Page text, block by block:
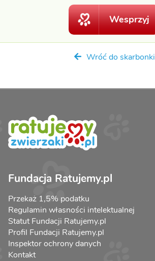
Wesprzyj
Wróć do skarbonki
Fundacja Ratujemy.pl
Przekaż 1,5% podatku
Regulamin własności intelektualnej
Statut Fundacji Ratujemy.pl
Profil Fundacji Ratujemy.pl
Inspektor ochrony danych
Kontakt